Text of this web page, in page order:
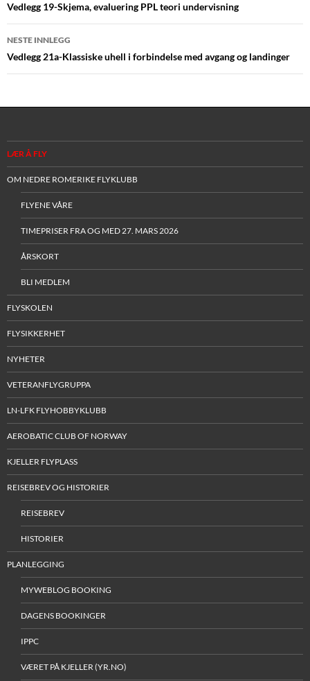
Vedlegg 19-Skjema, evaluering PPL teori undervisning
NESTE INNLEGG
Vedlegg 21a-Klassiske uhell i forbindelse med avgang og landinger
LÆR Å FLY
OM NEDRE ROMERIKE FLYKLUBB
FLYENE VÅRE
TIMEPRISER FRA OG MED 27. MARS 2026
ÅRSKORT
BLI MEDLEM
FLYSKOLEN
FLYSIKKERHET
NYHETER
VETERANFLYGRUPPA
LN-LFK FLYHOBBYKLUBB
AEROBATIC CLUB OF NORWAY
KJELLER FLYPLASS
REISEBREV OG HISTORIER
REISEBREV
HISTORIER
PLANLEGGING
MYWEBLOG BOOKING
DAGENS BOOKINGER
IPPC
VÆRET PÅ KJELLER (YR.NO)